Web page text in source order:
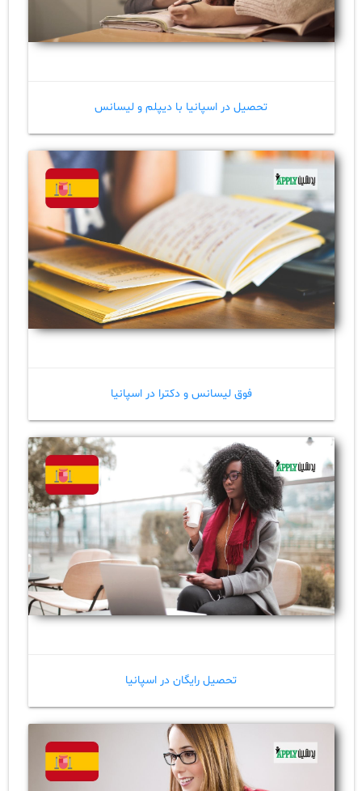
تحصیل در اسپانیا با دیپلم و لیسانس
فوق لیسانس و دکترا در اسپانیا
تحصیل رایگان در اسپانیا